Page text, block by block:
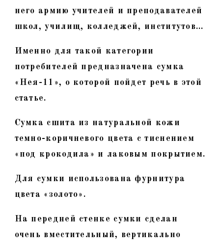
него армию учителей и преподавателей
школ, училищ, колледжей, институтов…
Именно для такой категории
потребителей предназначена сумка
«Нея-11», о которой пойдет речь в этой
статье.
Сумка сшита из натуральной кожи
темно-коричневого цвета с тиснением
«под крокодила» и лаковым покрытием.
Для сумки использована фурнитура
цвета «золото».
На передней стенке сумки сделан
очень вместительный, вертикально